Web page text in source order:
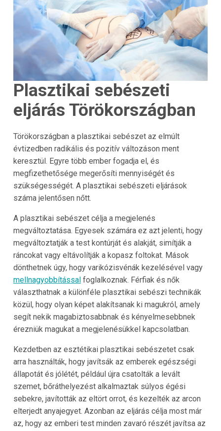
Plasztikai sebészeti
eljárás Törökországban
Törökországban a plasztikai sebészet az elmúlt
évtizedben radikális és pozitív változáson ment
keresztül. Egyre több ember fogadja el, és
megfizethetősége megerősíti mennyiségét és
szükségességét. A plasztikai sebészeti eljárások
száma jelentősen nőtt.
A plasztikai sebészet célja a megjelenés
megváltoztatása. Egyesek számára ez azt jelenti, hogy
megváltoztatják a test kontúrját és alakját, simítják a
ráncokat vagy eltávolítják a kopasz foltokat. Mások
dönthetnek úgy, hogy varikózisvénák kezelésével vagy
mellnagyobbítássalfoglalkoznak. Férfiak és nők
választhatnak a különféle plasztikai sebészi technikák
közül, hogy olyan képet alakítsanak ki magukról, amely
segít nekik magabiztosabbnak és kényelmesebbnek
érezniük magukat a megjelenésükkel kapcsolatban.
Kezdetben az esztétikai plasztikai sebészetet csak
arra használták, hogy javítsák az emberek egészségi
állapotát és jólétét, például újra csatolták a levált
szemet, bőráthelyezést alkalmaztak súlyos égési
sebekre, javították az eltört orrot, és kezelték az arcon
elterjedt anyajegyet. Azonban az eljárás célja most már
az, hogy az emberi test minden zavaró részét javítsa az